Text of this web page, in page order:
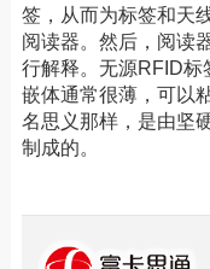
签，从而为标签和天
阅读器。然后，阅读
行解释。无源RFID标
嵌体通常很薄，可以
名思义那样，是由坚
制成的。